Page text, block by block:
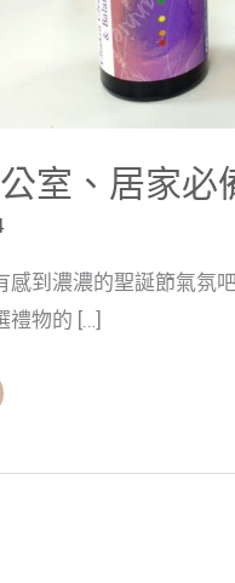
室、居家必
感到濃濃的聖誕節氣氛
禮物的 […]